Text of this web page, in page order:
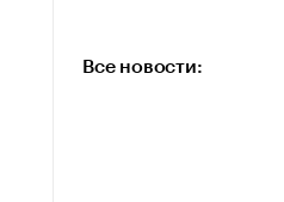
Все новости: